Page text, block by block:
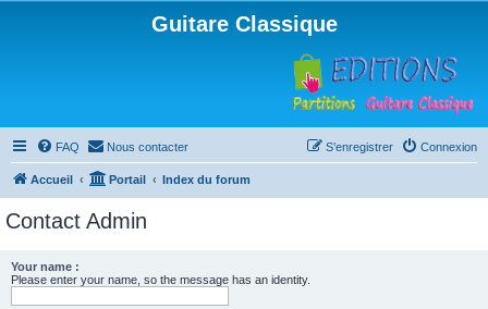
Guitare Classique
FAQ Nous contacter Connexion
S’enregistrer
Accueil Portail Index du forum
Contact Admin
Your name :
Please enter your name, so the message has an identity.